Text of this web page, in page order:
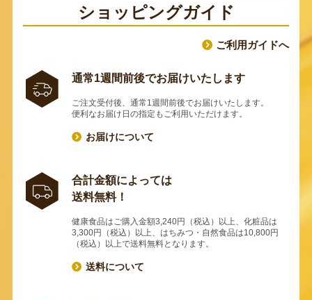
ショッピングガイド
ご利用ガイドへ
通常1週間前後でお届けいたします
ご注文受付後、通常1週間前後でお届けいたします。
便利なお届け日の指定もご利用いただけます。
お届けについて
合計金額によっては
送料無料！
健康食品はご購入金額3,240円（税込）以上、化粧品は
3,300円（税込）以上、はちみつ・自然食品は10,800円
（税込）以上で送料無料となります。
送料について